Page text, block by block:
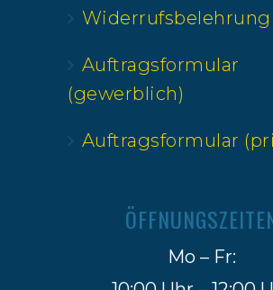
Widerrufsbelehrung
Auftragsformular
(gewerblich)
Auftragsformular
Mo – Fr: